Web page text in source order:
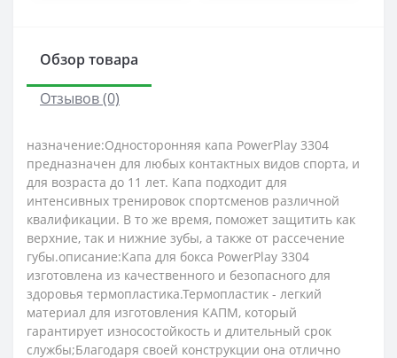
Обзор товара
Отзывов (0)
назначение:Односторонняя капа PowerPlay 3304
предназначен для любых контактных видов спорта, и
для возраста до 11 лет. Капа подходит для
интенсивных тренировок спортсменов различной
квалификации. В то же время, поможет защитить как
верхние, так и нижние зубы, а также от рассечение
губы.описание:Капа для бокса PowerPlay 3304
изготовлена ​​из качественного и безопасного для
здоровья термопластика.Термопластик - легкий
материал для изготовления КАПМ, который
гарантирует износостойкость и длительный срок
службы;Благодаря своей конструкции она отлично